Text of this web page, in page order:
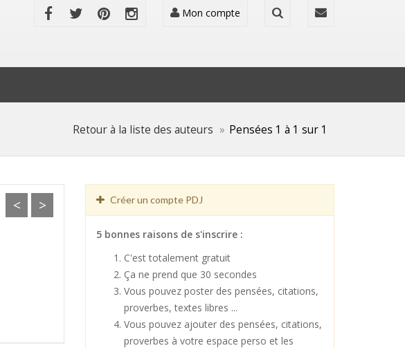
Mon compte
Retour à la liste des auteurs Pensées 1 à 1 sur 1
< > Créer un compte PDJ
5 bonnes raisons de s'inscrire :
C'est totalement gratuit
Ça ne prend que 30 secondes
Vous pouvez poster des pensées, citations,
proverbes, textes libres ...
Vous pouvez ajouter des pensées, citations,
proverbes à votre espace perso et les